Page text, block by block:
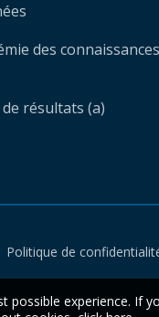
des connaissances
de résultats (a)
Politique de
experience. If